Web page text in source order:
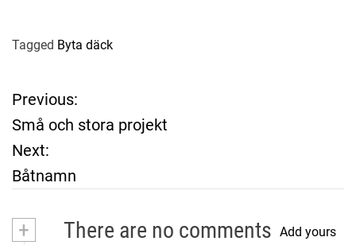
Tagged Byta däck
P
o
s
t
Previous:
Små och stora projekt
Next:
Båtnamn
+ There are no comments Add yours